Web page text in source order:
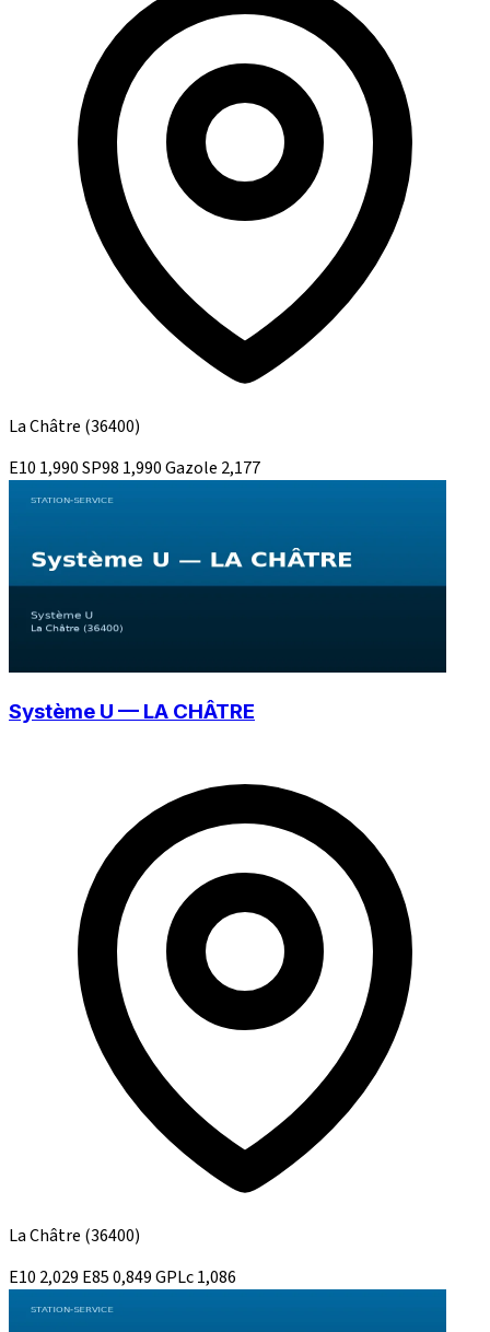
La Châtre (36400)
E10 1,990SP98 1,990Gazole 2,177
Système U — LA CHÂTRE
La Châtre (36400)
E10 2,029 E850,849GPLc1,086